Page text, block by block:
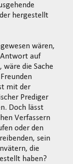
hergestellt
wären,
auf
die Sache
mit der
Prediger
Doch lässt
Verfassern
oder den
sein
die
haben?